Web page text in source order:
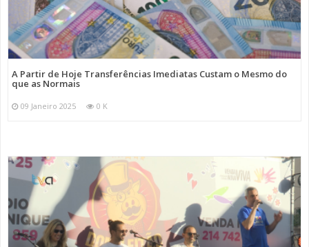
A Partir de Hoje Transferências Imediatas Custam o Mesmo do
que as Normais
09 Janeiro 2025 0 K